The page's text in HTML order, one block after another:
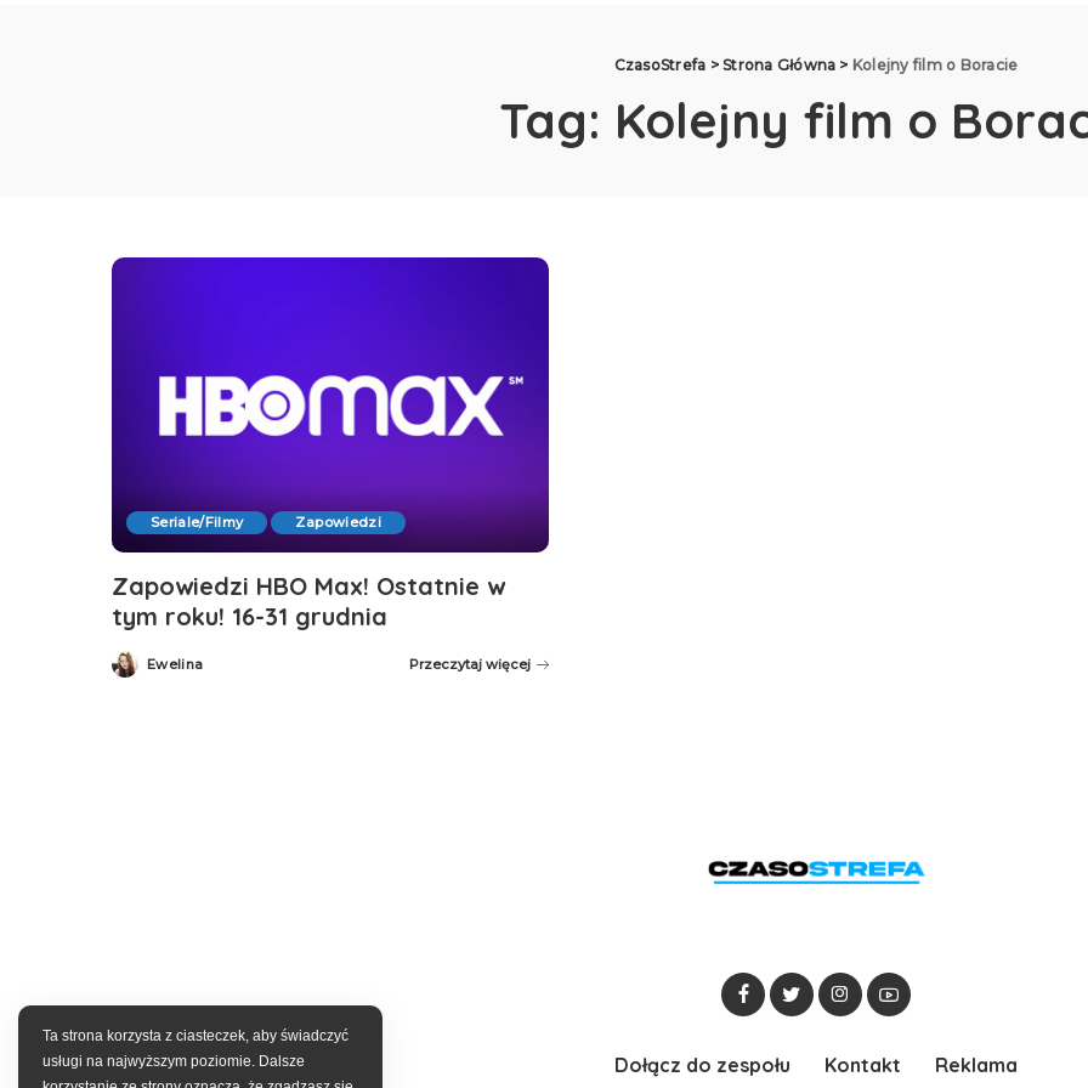
CzasoStrefa >Strona Główna > Kolejny film o Boracie
Tag: Kolejny film o
Seriale/Filmy Zapowiedzi
Zapowiedzi HBO Max! Ostatnie w
tym roku! 16-31 grudnia
Posted
by
Ewelina Przeczytaj więcej
Dołącz do zespołu Kontakt Reklama
Ta strona korzysta z ciasteczek, aby świadczyć
usługi na najwyższym poziomie. Dalsze